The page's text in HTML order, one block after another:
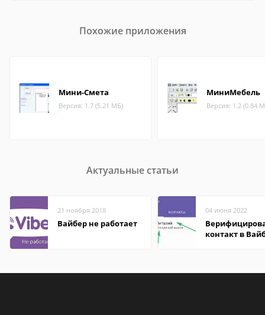
Похожие приложения
Мини-Смета
Версия: 1.7 (5.21 МБ)
МиниМебель
Версия: 1.2 (0.84
Актуальные статьи
21 ноября 2018
Вайбер не работает
04 июня 2022
контакт в